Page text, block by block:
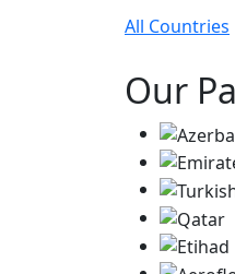
All Countries
Our